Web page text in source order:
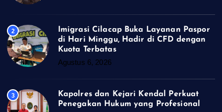
2
Imigrasi Cilacap Buka Layanan Paspor
di Hari Minggu, Hadir di CFD dengan
Kuota Terbatas
Agustus 6, 2026
3
Kapolres dan Kejari Kendal Perkuat
Penegakan Hukum yang Profesional